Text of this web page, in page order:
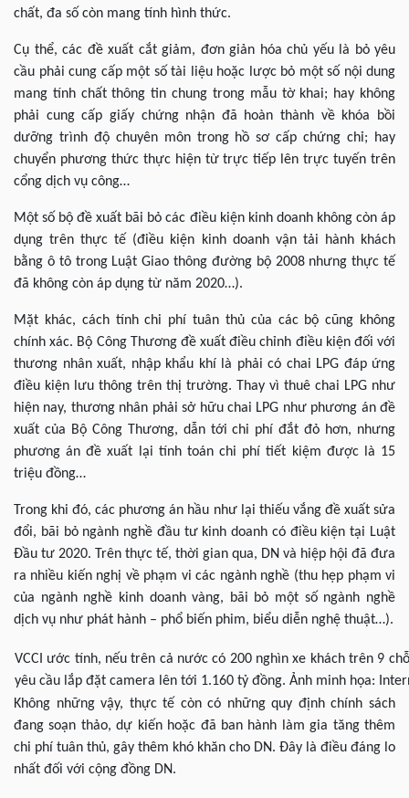
chất, đa số còn mang tính hình thức.
Cụ thể, các đề xuất cắt giảm, đơn giản hóa chủ yếu là bỏ yêu
cầu phải cung cấp một số tài liệu hoặc lược bỏ một số nội dung
mang tính chất thông tin chung trong mẫu tờ khai; hay không
phải cung cấp giấy chứng nhận đã hoàn thành về khóa bồi
dưỡng trình độ chuyên môn trong hồ sơ cấp chứng chỉ; hay
chuyển phương thức thực hiện từ trực tiếp lên trực tuyến trên
cổng dịch vụ công…
Một số bộ đề xuất bãi bỏ các điều kiện kinh doanh không còn áp
dụng trên thực tế (điều kiện kinh doanh vận tải hành khách
bằng ô tô trong Luật Giao thông đường bộ 2008 nhưng thực tế
đã không còn áp dụng từ năm 2020…).
Mặt khác, cách tính chi phí tuân thủ của các bộ cũng không
chính xác. Bộ Công Thương đề xuất điều chỉnh điều kiện đối với
thương nhân xuất, nhập khẩu khí là phải có chai LPG đáp ứng
điều kiện lưu thông trên thị trường. Thay vì thuê chai LPG như
hiện nay, thương nhân phải sở hữu chai LPG như phương án đề
xuất của Bộ Công Thương, dẫn tới chi phí đắt đỏ hơn, nhưng
phương án đề xuất lại tính toán chi phí tiết kiệm được là 15
triệu đồng…
Trong khi đó, các phương án hầu như lại thiếu vắng đề xuất sửa
đổi, bãi bỏ ngành nghề đầu tư kinh doanh có điều kiện tại Luật
Đầu tư 2020. Trên thực tế, thời gian qua, DN và hiệp hội đã đưa
ra nhiều kiến nghị về phạm vi các ngành nghề (thu hẹp phạm vi
của ngành nghề kinh doanh vàng, bãi bỏ một số ngành nghề
dịch vụ như phát hành – phổ biến phim, biểu diễn nghệ thuật…).
VCCI ước tính, nếu trên cả nước có 200 nghìn xe khách trên 9
yêu cầu lắp đặt camera lên tới 1.160 tỷ đồng. Ảnh minh họa:
Không những vậy, thực tế còn có những quy định chính sách
đang soạn thảo, dự kiến hoặc đã ban hành làm gia tăng thêm
chi phí tuân thủ, gây thêm khó khăn cho DN. Đây là điều đáng lo
nhất đối với cộng đồng DN.